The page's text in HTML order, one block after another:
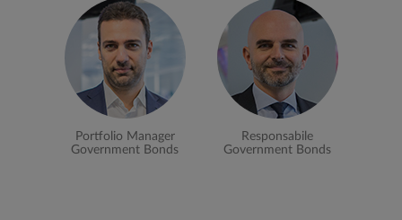
Portfolio Manager
Government Bonds
Responsabile
Government Bonds